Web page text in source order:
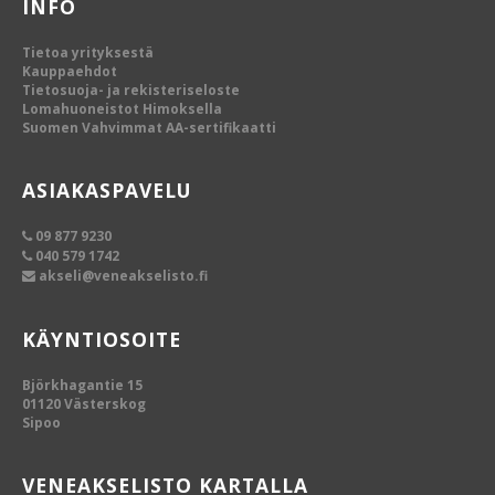
INFO
Tietoa yrityksestä
Kauppaehdot
Tietosuoja- ja rekisteriseloste
Lomahuoneistot Himoksella
Suomen Vahvimmat AA-sertifikaatti
ASIAKASPAVELU
09 877 9230
040 579 1742
akseli@veneakselisto.fi
KÄYNTIOSOITE
Björkhagantie 15
01120 Västerskog
Sipoo
VENEAKSELISTO KARTALLA